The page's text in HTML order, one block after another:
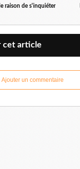
raison de s'inquiéter
cet article
Ajouter un commentaire